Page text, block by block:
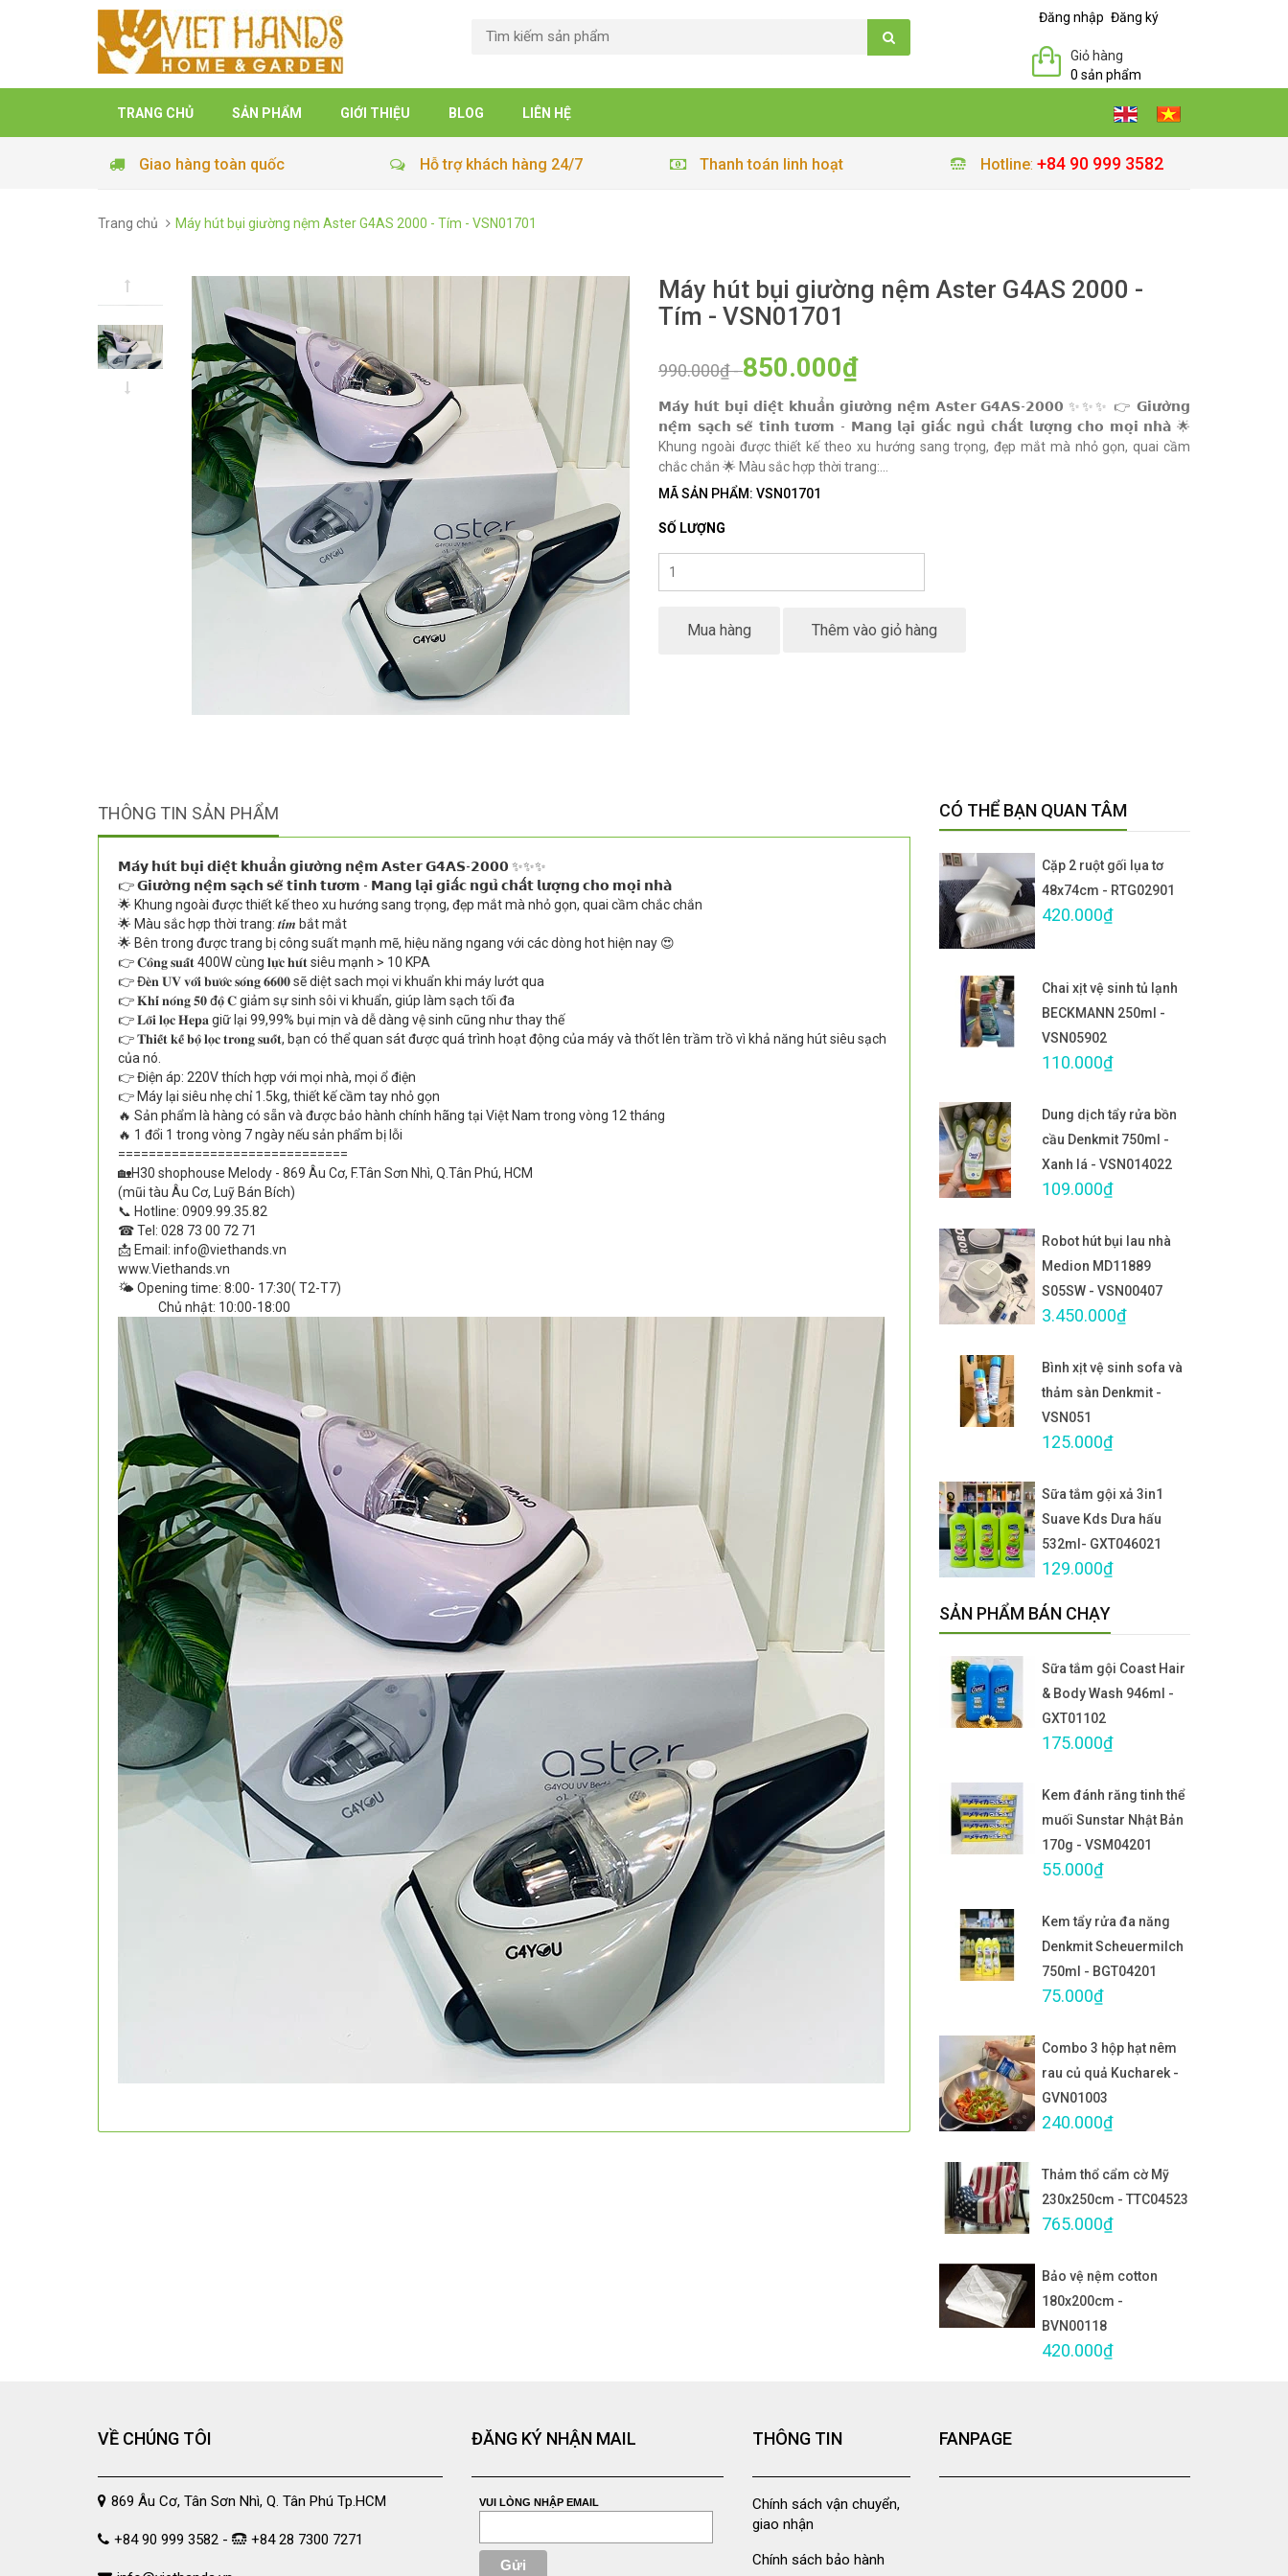
Đăng nhập Đăng ký
Giỏ hàng
0 sản phẩm
TRANG CHỦ SẢN PHẨM GIỚI THIỆU BLOG LIÊN HỆ
Giao hàng toàn quốc Hỗ trợ khách hàng 24/7 Thanh toán linh hoạt Hotline: +84 90 999 3582
Trang chủ Máy hút bụi giường nệm Aster G4AS 2000 - Tím - VSN01701
Máy hút bụi giường nệm Aster G4AS 2000 -
Tím - VSN01701
990.000₫-850.000₫
𝗠𝗮́𝘆 𝗵𝘂́𝘁 𝗯𝘂̣𝗶 𝗱𝗶𝗲̣̂𝘁 𝗸𝗵𝘂𝗮̂̉𝗻 𝗴𝗶𝘂̛𝗼̛̀𝗻𝗴 𝗻𝗲̣̂𝗺 𝗔𝘀𝘁𝗲𝗿 𝗚𝟰𝗔𝗦-𝟮𝟬𝟬𝟬 ✨✨✨ 👉 𝗚𝗶𝘂̛𝗼̛̀𝗻𝗴
𝗻𝗲̣̂𝗺 𝘀𝗮̣𝗰𝗵 𝘀𝗲̃ 𝘁𝗶𝗻𝗵 𝘁𝘂̛𝗼̛𝗺 - 𝗠𝗮𝗻𝗴 𝗹𝗮̣𝗶 𝗴𝗶𝗮̂́𝗰 𝗻𝗴𝘂̉ 𝗰𝗵𝗮̂́𝘁 𝗹𝘂̛𝗼̛̣𝗻𝗴 𝗰𝗵𝗼 𝗺𝗼̣𝗶 𝗻𝗵𝗮̀ 🌟
Khung ngoài được thiết kế theo xu hướng sang trọng, đẹp mắt mà nhỏ gọn, quai cầm
chắc chắn 🌟 Màu sắc hợp thời trang:...
MÃ SẢN PHẨM: VSN01701
SỐ LƯỢNG
Mua hàng Thêm vào giỏ hàng
THÔNG TIN SẢN PHẨM
𝗠𝗮́𝘆 𝗵𝘂́𝘁 𝗯𝘂̣𝗶 𝗱𝗶𝗲̣̂𝘁 𝗸𝗵𝘂𝗮̂̉𝗻 𝗴𝗶𝘂̛𝗼̛̀𝗻𝗴 𝗻𝗲̣̂𝗺 𝗔𝘀𝘁𝗲𝗿 𝗚𝟰𝗔𝗦-𝟮𝟬𝟬𝟬 ✨✨✨
👉 𝗚𝗶𝘂̛𝗼̛̀𝗻𝗴 𝗻𝗲̣̂𝗺 𝘀𝗮̣𝗰𝗵 𝘀𝗲̃ 𝘁𝗶𝗻𝗵 𝘁𝘂̛𝗼̛𝗺 - 𝗠𝗮𝗻𝗴 𝗹𝗮̣𝗶 𝗴𝗶𝗮̂́𝗰 𝗻𝗴𝘂̉ 𝗰𝗵𝗮̂́𝘁 𝗹𝘂̛𝗼̛̣𝗻𝗴 𝗰𝗵𝗼 𝗺𝗼̣𝗶 𝗻𝗵𝗮̀
🌟 Khung ngoài được thiết kế theo xu hướng sang trọng, đẹp mắt mà nhỏ gọn, quai cầm chắc chắn
🌟 Màu sắc hợp thời trang: 𝒕𝒊́𝒎 bắt mắt
🌟 Bên trong được trang bị công suất mạnh mẽ, hiệu năng ngang với các dòng hot hiện nay 😍
👉 𝐂𝐨̂𝐧𝐠 𝐬𝐮𝐚̂́𝐭 400W cùng 𝐥𝐮̛̣𝐜 𝐡𝐮́𝐭 siêu mạnh > 10 KPA
👉 Đ𝐞̀𝐧 𝐔𝐕 𝐯𝐨̛́𝐢 𝐛𝐮̛𝐨̛́𝐜 𝐬𝐨́𝐧𝐠 𝟔𝟔𝟎𝟎 sẽ diệt sach mọi vi khuẩn khi máy lướt qua
👉 𝐊𝐡𝐢́ 𝐧𝐨́𝐧𝐠 𝟓𝟎 đ𝐨̣̂ 𝐂 giảm sự sinh sôi vi khuẩn, giúp làm sạch tối đa
👉 𝐋𝐨̃𝐢 𝐥𝐨̣𝐜 𝐇𝐞𝐩𝐚 giữ lại 99,99% bụi mịn và dễ dàng vệ sinh cũng như thay thế
👉 𝐓𝐡𝐢𝐞̂́𝐭 𝐤𝐞̂́ 𝐛𝐨̣̂ 𝐥𝐨̣𝐜 𝐭𝐫𝐨𝐧𝐠 𝐬𝐮𝐨̂́𝐭, bạn có thể quan sát được quá trình hoạt động của máy và thốt lên trầm trồ vì khả năng hút siêu sạch
của nó.
👉 Điện áp: 220V thích hợp với mọi nhà, mọi ổ điện
👉 Máy lại siêu nhẹ chỉ 1.5kg, thiết kế cầm tay nhỏ gọn
🔥 Sản phẩm là hàng có sẵn và được bảo hành chính hãng tại Việt Nam trong vòng 12 tháng
🔥 1 đổi 1 trong vòng 7 ngày nếu sản phẩm bị lỗi
==============================
🏡H30 shophouse Melody - 869 Âu Cơ, F.Tân Sơn Nhì, Q.Tân Phú, HCM
(mũi tàu Âu Cơ, Luỹ Bán Bích)
📞 Hotline: 0909.99.35.82
☎ Tel: 028 73 00 72 71
📩 Email: info@viethands.vn
www.Viethands.vn
🌤️ Opening time: 8:00- 17:30( T2-T7)
Chủ nhật: 10:00-18:00
CÓ THỂ BẠN QUAN TÂM
Cặp 2 ruột gối lụa tơ
48x74cm - RTG02901
420.000₫
Chai xịt vệ sinh tủ lạnh
BECKMANN 250ml -
VSN05902
110.000₫
Dung dịch tẩy rửa bồn
cầu Denkmit 750ml -
Xanh lá - VSN014022
109.000₫
Robot hút bụi lau nhà
Medion MD11889
S05SW - VSN00407
3.450.000₫
Bình xịt vệ sinh sofa và
thảm sàn Denkmit -
VSN051
125.000₫
Sữa tắm gội xả 3in1
Suave Kds Dưa hấu
532ml- GXT046021
129.000₫
SẢN PHẨM BÁN CHẠY
Sữa tắm gội Coast Hair
& Body Wash 946ml -
GXT01102
175.000₫
Kem đánh răng tinh thể
muối Sunstar Nhật Bản
170g - VSM04201
55.000₫
Kem tẩy rửa đa năng
Denkmit Scheuermilch
750ml - BGT04201
75.000₫
Combo 3 hộp hạt nêm
rau củ quả Kucharek -
GVN01003
240.000₫
Thảm thổ cẩm cờ Mỹ
230x250cm - TTC04523
765.000₫
Bảo vệ nệm cotton
180x200cm -
BVN00118
420.000₫
VỀ CHÚNG TÔI
869 Âu Cơ, Tân Sơn Nhì, Q. Tân Phú Tp.HCM
+84 90 999 3582 - +84 28 7300 7271
ĐĂNG KÝ NHẬN MAIL
VUI LÒNG NHẬP EMAIL
THÔNG TIN
Chính sách vận chuyển,
giao nhận
Chính sách bảo hành
FANPAGE